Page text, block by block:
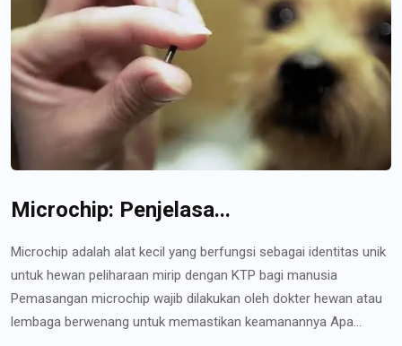
Microchip: Penjelasa...
Microchip adalah alat kecil yang berfungsi sebagai identitas unik
untuk hewan peliharaan mirip dengan KTP bagi manusia
Pemasangan microchip wajib dilakukan oleh dokter hewan atau
lembaga berwenang untuk memastikan keamanannya Apa...